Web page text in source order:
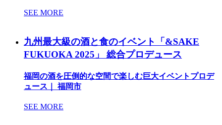
SEE MORE
九州最大級の酒と食のイベント「&SAKE
FUKUOKA 2025」 総合プロデュース
福岡の酒を圧倒的な空間で楽しむ巨大イベントプロデ
ュース｜ 福岡市
SEE MORE